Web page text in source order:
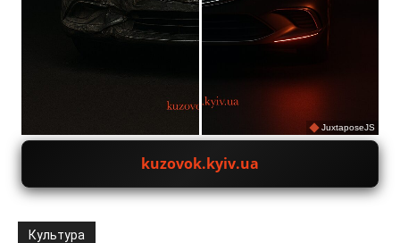
JuxtaposeJS
kuzovok.kyiv.ua
Культура